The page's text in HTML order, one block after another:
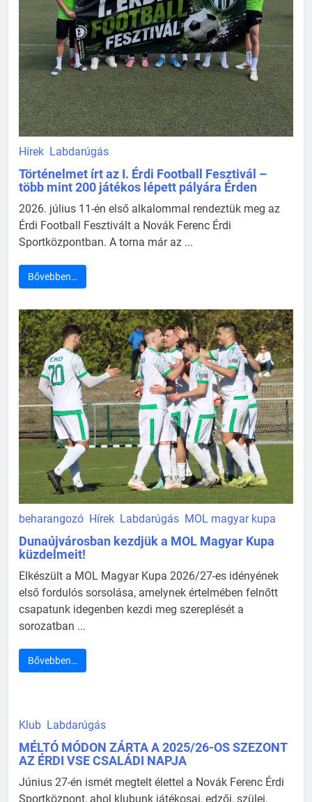
Hírek Labdarúgás
Történelmet írt az I. Érdi Football Fesztivál –
több mint 200 játékos lépett pályára Érden
2026. július 11-én első alkalommal rendeztük meg az
Érdi Football Fesztivált a Novák Ferenc Érdi
Sportközpontban. A torna már az ...
Bővebben…
beharangozó Hírek Labdarúgás MOL magyar kupa
Dunaújvárosban kezdjük a MOL Magyar Kupa
küzdelmeit!
Elkészült a MOL Magyar Kupa 2026/27-es idényének
első fordulós sorsolása, amelynek értelmében felnőtt
csapatunk idegenben kezdi meg szereplését a
sorozatban ...
Bővebben…
Klub Labdarúgás
MÉLTÓ MÓDON ZÁRTA A 2025/26-OS SZEZONT
AZ ÉRDI VSE CSALÁDI NAPJA
Június 27-én ismét megtelt élettel a Novák Ferenc Érdi
Sportközpont, ahol klubunk játékosai, edzői, szülei,